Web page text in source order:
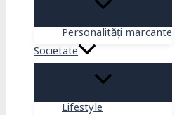
Personalități marcante
Societate
Lifestyle